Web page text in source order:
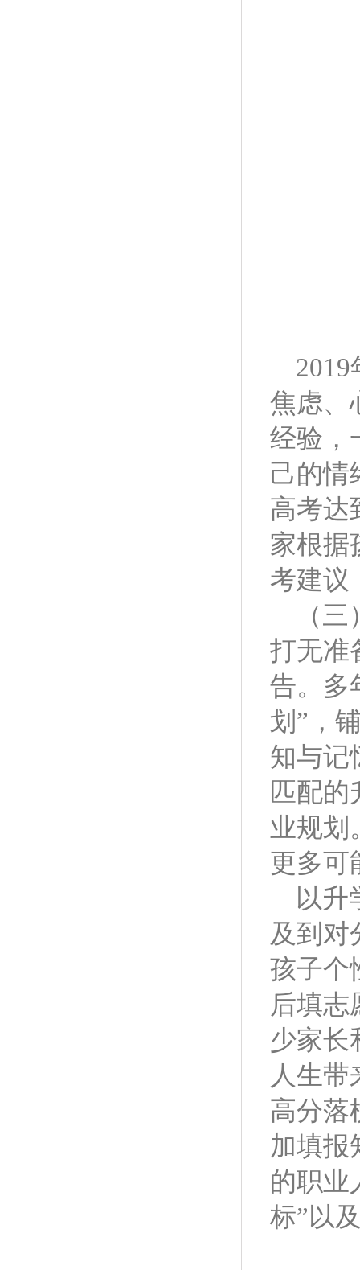
2019
焦虑、
经验，
己的情
高考达
家根据
考建议
（
打无准
告。多
划”，
知与记
匹配
业规划
更多可
以升
及到对
孩子个
后填志
少家长
人生
高分落
加填报
的职业
标”以